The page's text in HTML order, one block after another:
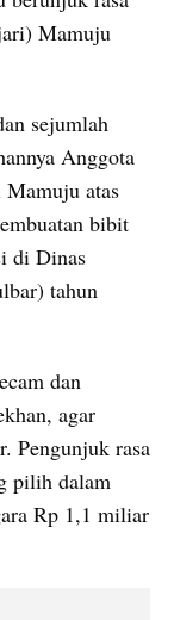
Mamuju
sejumlah
Anggota
atas
bibit
di Dinas
tahun
dan
agar
Pengunjuk rasa
pilih dalam
Rp 1,1 miliar